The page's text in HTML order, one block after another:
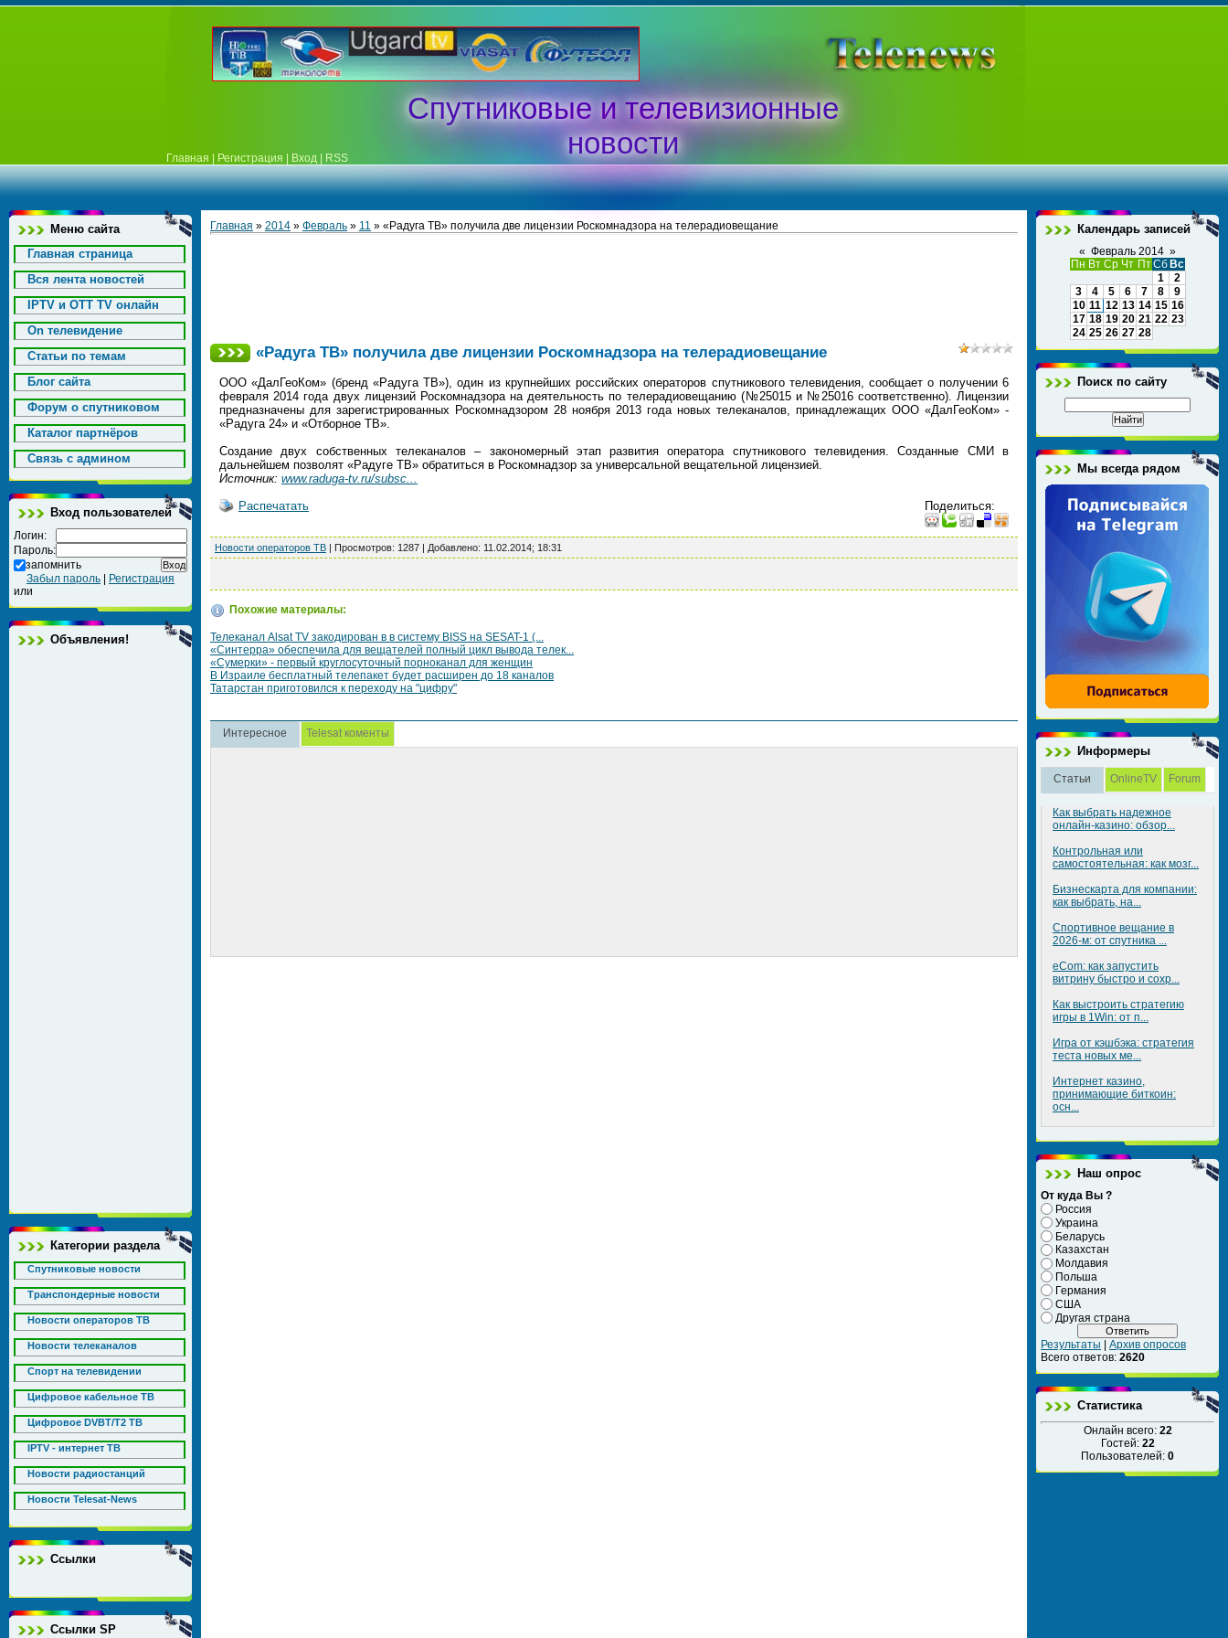
Спутниковые и телевизионные
новости
Главная Регистрация Вход RSS
Меню сайта
Главная страница
Вся лента новостей
IPTV и OTT TV онлайн
On телевидение
Статьи по темам
Блог сайта
Форум о спутниковом
Каталог партнёров
Cвязь с админом
Вход пользователей
Логин:
Пароль:
запомнить
Забыл пароль
Регистрация
или
Объявления!
Категории раздела
Спутниковые новости
Транспондерные новости
Новости операторов ТВ
Новости телеканалов
Спорт на телевидении
Цифровое кабельное ТВ
Цифровое DVBT/T2 ТВ
IPTV - интернет ТВ
Новости радиостанций
Новости Telesat-News
Ссылки
Ссылки SP
Главная » 2014 » Февраль » 11 » «Радуга ТВ» получила две лицензии Роскомнадзора на телерадиовещание
«Радуга ТВ» получила две лицензии Роскомнадзора на телерадиовещание
ООО «ДалГеоКом» (бренд «Радуга ТВ»), один из крупнейших российских операторов спутникового телевидения, сообщает о получении 6
февраля 2014 года двух лицензий Роскомнадзора на деятельность по телерадиовещанию (№25015 и №25016 соответственно). Лицензии
предназначены для зарегистрированных Роскомнадзором 28 ноября 2013 года новых телеканалов, принадлежащих ООО «ДалГеоКом» -
«Радуга 24» и «Отборное ТВ».
Создание двух собственных телеканалов – закономерный этап развития оператора спутникового телевидения. Созданные СМИ в
дальнейшем позволят «Радуге ТВ» обратиться в Роскомнадзор за универсальной вещательной лицензией.
Источник: www.raduga-tv.ru/subsc...
Распечатать
Поделиться:
Новости операторов ТВ | Просмотров: 1287 | Добавлено: 11.02.2014; 18:31
Похожие материалы:
Телеканал Alsat TV закодирован в в систему BISS на SESAT-1 (...
«Синтерра» обеспечила для вещателей полный цикл вывода телек...
«Сумерки» - первый круглосуточный порноканал для женщин
В Израиле бесплатный телепакет будет расширен до 18 каналов
Татарстан приготовился к переходу на "цифру"
Интересное Telesat коменты
Календарь записей
« Февраль 2014 »
Пн Вт Ср Чт ПтСб Вс
1
2
3
4 5 6 7 8
9
10 11 12 13 14 15 16
17 18 19 20 21 22 23
24 25 26 27 28
Поиск по сайту
Мы всегда рядом
Информеры
Статьи OnlineTV Forum
Как выбрать надежное
онлайн-казино: обзор...
Контрольная или
самостоятельная: как мозг...
Бизнескарта для компании:
как выбрать, на...
Спортивное вещание в
2026-м: от спутника ...
eCom: как запустить
витрину быстро и сохр...
Как выстроить стратегию
игры в 1Win: от п...
Игра от кэшбэка: стратегия
теста новых ме...
Интернет казино,
принимающие биткоин:
осн...
Наш опрос
От куда Вы ?
Россия
Украина
Беларусь
Казахстан
Молдавия
Польша
Германия
США
Другая страна
Результаты
Архив опросов
Всего ответов: 2620
Статистика
Онлайн всего: 22
Гостей: 22
Пользователей: 0